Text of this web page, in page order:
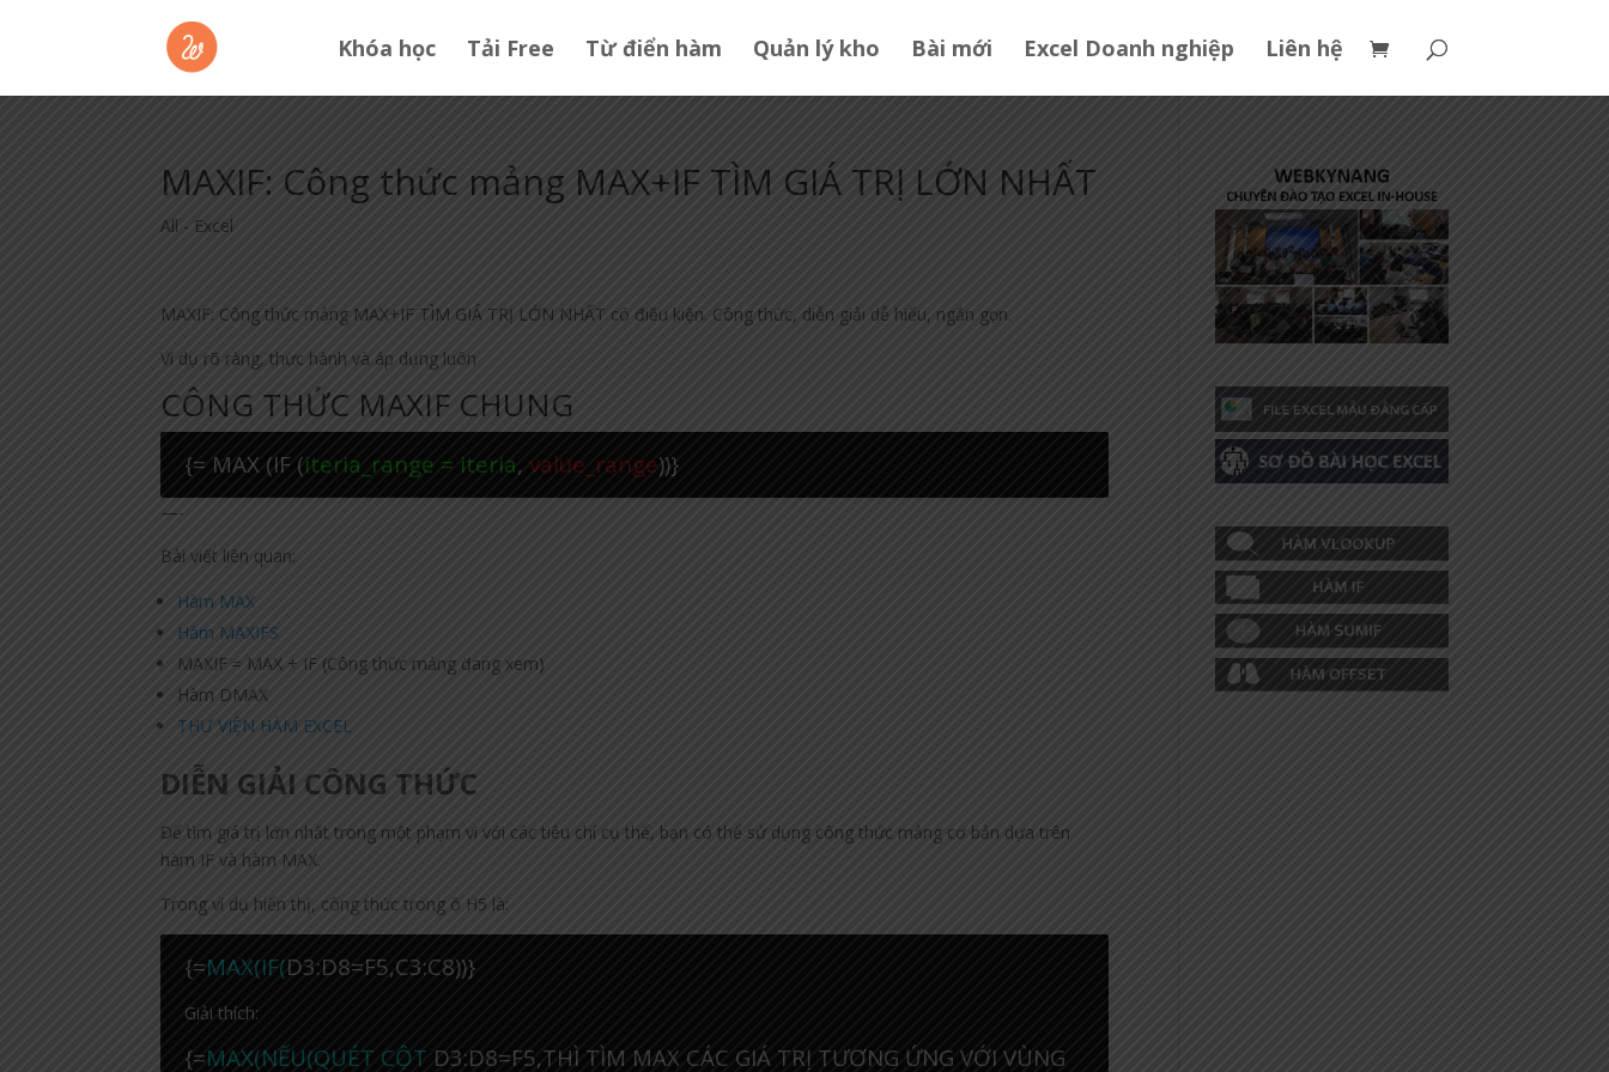
Khóa học Tải Free Từ điển hàm Quản lý kho Bài mới Excel Doanh nghiệp Liên hệ
MAXIF: Công thức mảng MAX+IF TÌM GIÁ TRỊ LỚN NHẤT
All - Excel
MAXIF: Công thức mảng MAX+IF TÌM GIÁ TRỊ LỚN NHẤT có điều kiện. Công thức, diễn giải dễ hiểu, ngắn gọn.
Ví dụ rõ ràng, thực hành và áp dụng luôn
CÔNG THỨC MAXIF CHUNG
{= MAX (IF (iteria_range = iteria,value_range))}
—-
Bài viết liên quan:
Hàm MAX
Hàm MAXIFS
MAXIF = MAX + IF (Công thức mảng đang xem)
Hàm DMAX
THƯ VIỆN HÀM EXCEL
DIỄN GIẢI CÔNG THỨC
Để tìm giá trị lớn nhất trong một phạm vi với các tiêu chí cụ thể, bạn có thể sử dụng công thức mảng cơ bản dựa trên
hàm IF và hàm MAX.
Trong ví dụ hiển thị, công thức trong ô H5 là:
{=MAX(IF(D3:D8=F5,C3:C8))}
Giải thích:
{=MAX(NẾU(QUÉT CỘT D3:D8=F5,THÌ TÌM MAX CÁC GIÁ TRỊ TƯƠNG ỨNG VỚI VÙNG